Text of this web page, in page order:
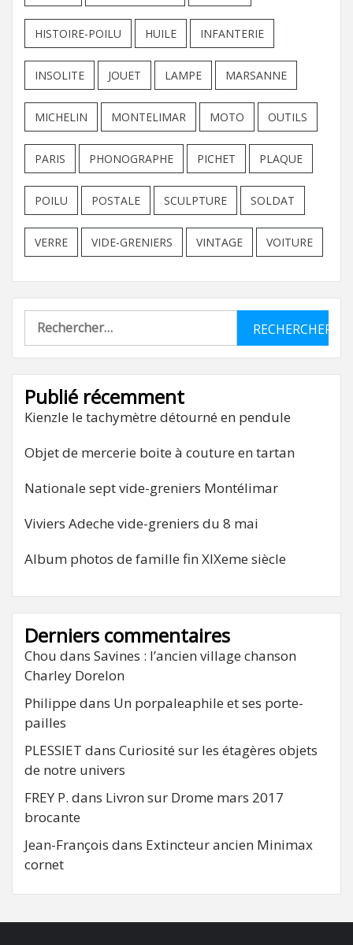
HISTOIRE-POILU HUILE INFANTERIE
INSOLITE JOUET LAMPE MARSANNE
MICHELIN MONTELIMAR MOTO OUTILS
PARIS PHONOGRAPHE PICHET PLAQUE
POILU POSTALE SCULPTURE SOLDAT
VERRE VIDE-GRENIERS VINTAGE VOITURE
Rechercher :
Publié récemment
Kienzle le tachymètre détourné en pendule
Objet de mercerie boite à couture en tartan
Nationale sept vide-greniers Montélimar
Viviers Adeche vide-greniers du 8 mai
Album photos de famille fin XIXeme siècle
Derniers commentaires
Chou dans Savines : l’ancien village chanson
Charley Dorelon
Philippe dans Un porpaleaphile et ses porte-
pailles
PLESSIET dans Curiosité sur les étagères objets
de notre univers
FREY P. dans Livron sur Drome mars 2017
brocante
Jean-François dans Extincteur ancien Minimax
cornet